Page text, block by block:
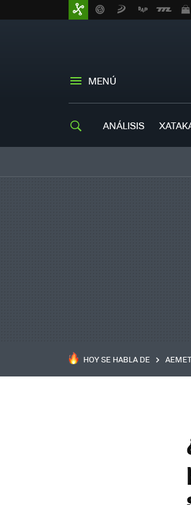
MENÚ
ANÁLISIS
HOY SE HABLA DE AEMET